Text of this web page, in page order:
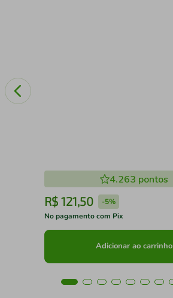
4.263 pontos
R$ 121,50 -5%
No pagamento com Pix
Adicionar ao carrinho